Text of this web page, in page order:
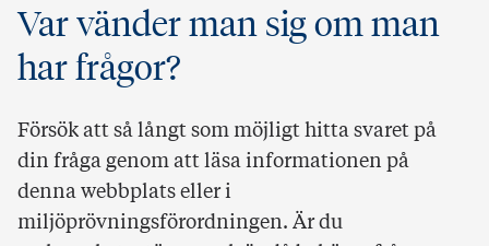
Var vänder man sig om man
har frågor?
Försök att så långt som möjligt hitta svaret på
din fråga genom att läsa informationen på
denna webbplats eller i
miljöprövningsförordningen. Är du